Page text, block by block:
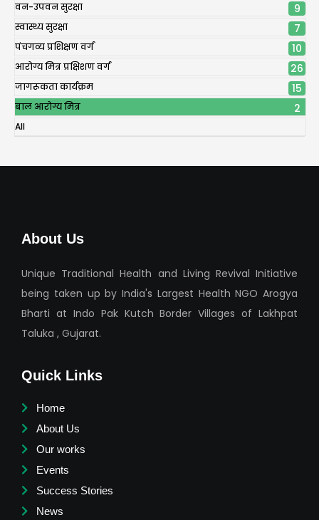
वन-उपवन सुरक्षा 9
स्वास्थ्य सुरक्षा 7
पंचगव्य प्रशिक्षण वर्ग 10
आरोग्य मित्र प्रक्षिशण वर्ग 26
जागरूकता कार्यक्रम 15
बाल आरोग्य मित्र 2
All
About Us
Unique Traditional Health and Living Revival Initiative
being taken up by India's Largest Health NGO Arogya
Bharti at Indo Pak Kutch Border Villages of Lakhpat
Taluka , Gujarat.
Quick Links
Home
About Us
Our works
Events
Success Stories
News